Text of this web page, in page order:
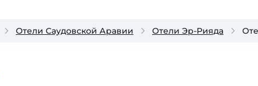
Отели Саудовской Аравии Отели Эр-Рияда